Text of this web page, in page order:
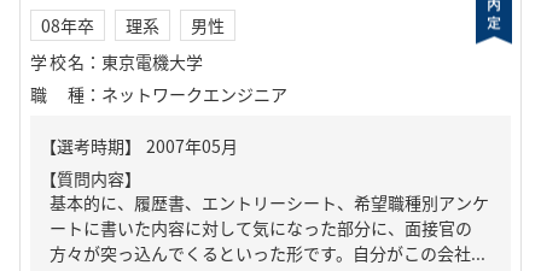
08年卒 理系
男性
学校名 ： 東京電機大学
職種 ： ネットワークエンジニア
【質問内容】
基本的に、履歴書、エントリーシート、希望職種別アンケ
ートに書いた内容に対して気になった部分に、面接官の
方々が突っ込んでくるといった形です。自分がこの会社...